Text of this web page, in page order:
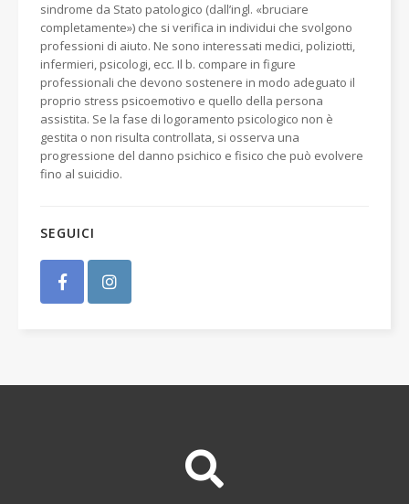
sindrome da Stato patologico (dall’ingl. «bruciare
completamente») che si verifica in individui che svolgono
professioni di aiuto. Ne sono interessati medici, poliziotti,
infermieri, psicologi, ecc. Il b. compare in figure
professionali che devono sostenere in modo adeguato il
proprio stress psicoemotivo e quello della persona
assistita. Se la fase di logoramento psicologico non è
gestita o non risulta controllata, si osserva una
progressione del danno psichico e fisico che può evolvere
fino al suicidio.
SEGUICI